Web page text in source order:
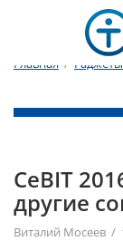
Главная / Гаджеты
CeBIT
другие
Виталий Мосеев /